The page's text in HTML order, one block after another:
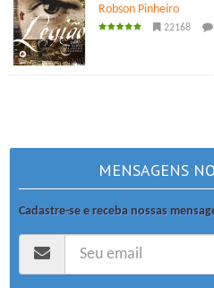
Robson Pinheiro
22168
MENSAGENS
Cadastre-se e receba nossas